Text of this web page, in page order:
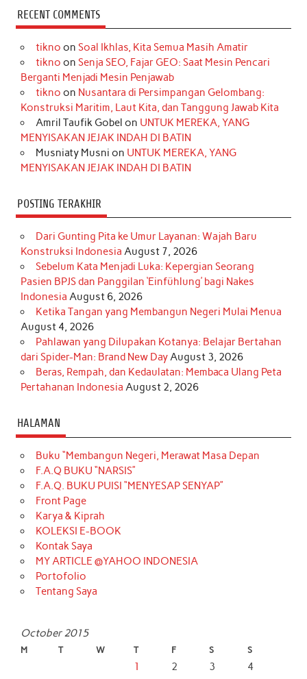
c
e
b
o
k
s
t
a
r
a
m
k
T
o
k
t
e
r
e
s
t
k
e
d
I
n
t
t
r
T
u
e
RECENT COMMENTS
tikno on Soal Ikhlas, Kita Semua Masih Amatir
tikno on Senja SEO, Fajar GEO: Saat Mesin Pencari
Berganti Menjadi Mesin Penjawab
tikno on Nusantara di Persimpangan Gelombang:
Konstruksi Maritim, Laut Kita, dan Tanggung Jawab Kita
Amril Taufik Gobel on UNTUK MEREKA, YANG
MENYISAKAN JEJAK INDAH DI BATIN
Musniaty Musni on UNTUK MEREKA, YANG
MENYISAKAN JEJAK INDAH DI BATIN
POSTING TERAKHIR
Dari Gunting Pita ke Umur Layanan: Wajah Baru
Konstruksi Indonesia August 7, 2026
Sebelum Kata Menjadi Luka: Kepergian Seorang
Pasien BPJS dan Panggilan ‘Einfühlung’ bagi Nakes
Indonesia August 6, 2026
Ketika Tangan yang Membangun Negeri Mulai Menua
August 4, 2026
Pahlawan yang Dilupakan Kotanya: Belajar Bertahan
dari Spider-Man: Brand New DayAugust 3, 2026
Beras, Rempah, dan Kedaulatan: Membaca Ulang Peta
Pertahanan Indonesia August 2, 2026
HALAMAN
Buku “Membangun Negeri, Merawat Masa Depan
F.A.Q BUKU “NARSIS”
F.A.Q. BUKU PUISI “MENYESAP SENYAP”
Front Page
Karya & Kiprah
KOLEKSI E-BOOK
Kontak Saya
MY ARTICLE @YAHOO INDONESIA
Portofolio
Tentang Saya
October 2015
M T W T F S S
1 2 3
4